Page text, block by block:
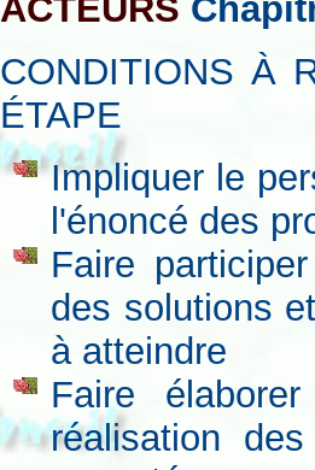
ACTEURS
CONDITIONS À
ÉTAPE
Impliquer le
l'énoncé des
Faire
des solutions
à atteindre
Faire
réalisation